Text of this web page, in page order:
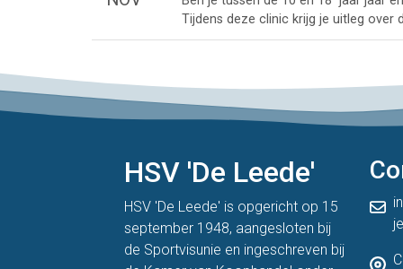
Tijdens deze clinic krijg je uitleg over
HSV 'De Leede'
HSV 'De Leede' is opgericht op 15
september 1948, aangesloten bij
de Sportvisunie en ingeschreven bij